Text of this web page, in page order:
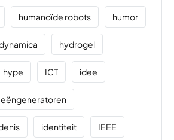
humanoïde robots humor
hydrogel
hype ICT idee
identiteit IEEE